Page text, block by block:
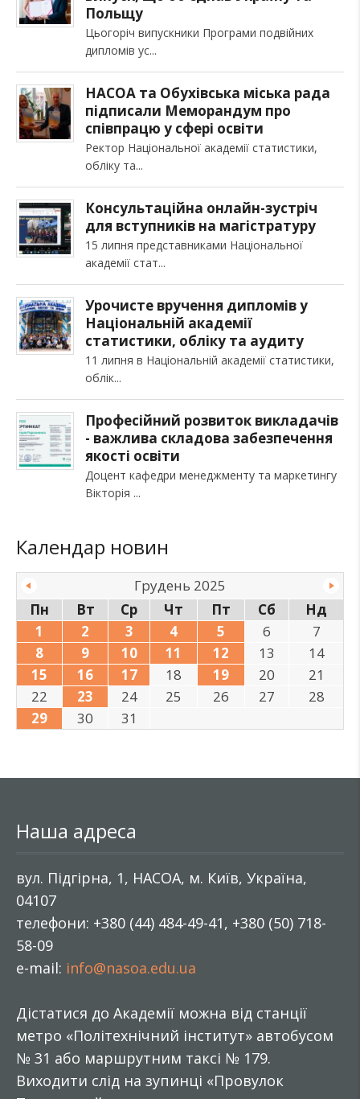
Польщу
Цьогоріч випускники Програми подвійних
дипломів ус
НАСОА та Обухівська міська рада
підписали Меморандум про
співпрацю у сфері освіти
Ректор Національної академії статистики,
обліку та
Консультаційна онлайн-зустріч
для вступників на магістратуру
15 липня представниками Національної
академії стат
Урочисте вручення дипломів у
Національній академії
статистики, обліку та аудиту
11 липня в Національній академії статистики,
облік
Професійний розвиток викладачів
- важлива складова забезпечення
якості освіти
Доцент кафедри менеджменту та маркетингу
Вікторія
Календар новин
Грудень 2025
Пн
Вт Ср Чт Пт Сб
Нд
1
2 3 4 5 6
7
8
9 10 11 12 13
14
15
16 17 18 19 20
21
22
23 24 25 26 27
28
29
30 31
Наша адреса
вул. Підгірна, 1, НАСОА, м. Київ, Україна,
04107
телефони: +380 (44) 484-49-41, +380 (50) 718-
58-09
e-mail: info@nasoa.edu.ua
Дістатися до Академії можна від станції
метро «Політехнічний інститут» автобусом
№ 31 або маршрутним таксі № 179.
Виходити слід на зупинці «Провулок